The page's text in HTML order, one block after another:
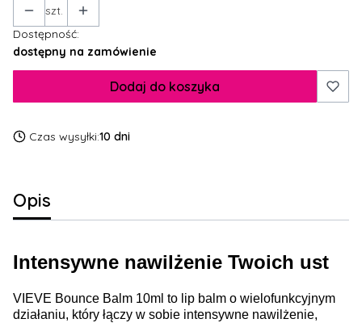
szt.
Dostępność:
dostępny na zamówienie
Dodaj do koszyka
Czas wysyłki:10 dni
Opis
Intensywne nawilżenie Twoich ust
VIEVE Bounce Balm 10ml to lip balm o wielofunkcyjnym
działaniu, który łączy w sobie intensywne nawilżenie,